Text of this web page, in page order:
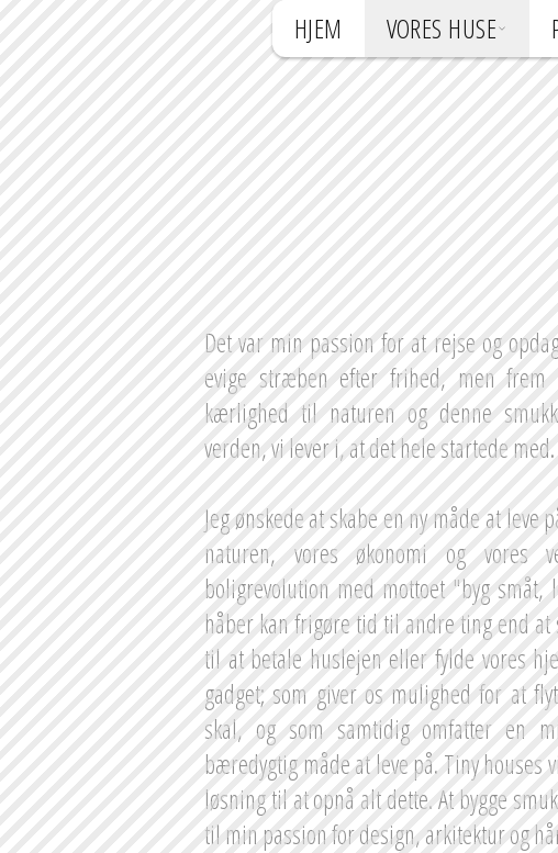
HJEM VORES HUSE
Det var min passion for at rejse og
evige stræben efter frihed, men
kærlighed til naturen og denne
verden, vi lever i, at det hele startede med.
Jeg ønskede at skabe en ny måde at leve
naturen, vores økonomi og vores
boligrevolution med mottoet "byg småt,
håber kan frigøre tid til andre ting end at
til at betale huslejen eller fylde vores
gadget; som giver os mulighed for at
skal, og som samtidig omfatter en
bæredygtig måde at leve på. Tiny houses
løsning til at opnå alt dette. At bygge
til min passion for design, arkitektur og